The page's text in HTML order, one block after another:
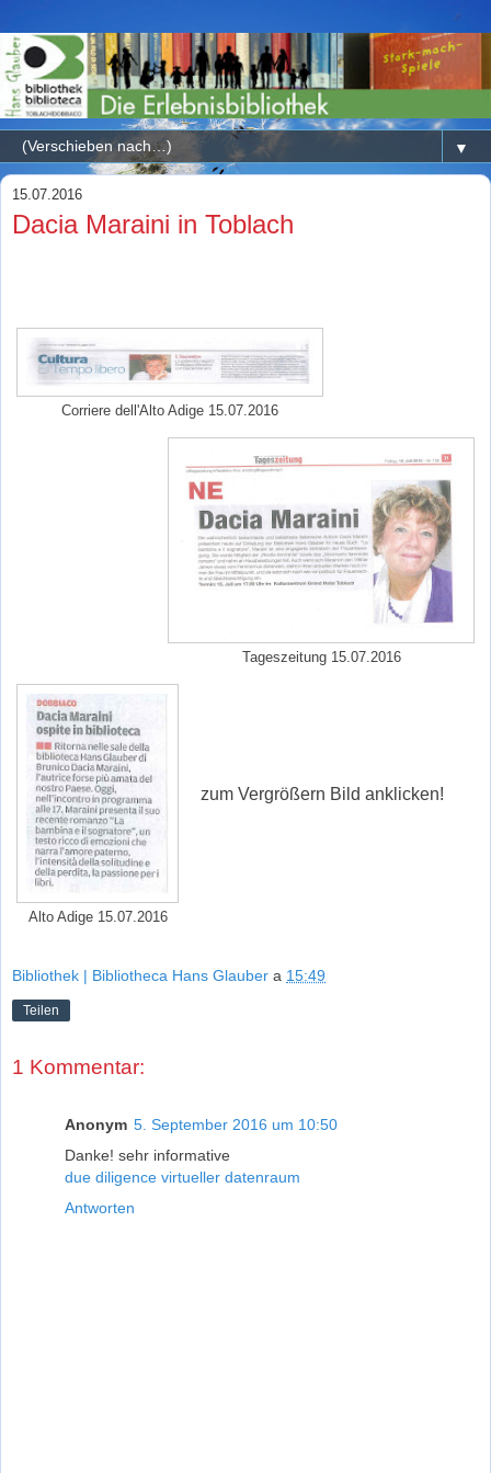
▼
15.07.2016
Dacia Maraini in Toblach
Corriere dell'Alto Adige 15.07.2016
Tageszeitung 15.07.2016
Alto Adige 15.07.2016
zum Vergrößern Bild anklicken!
Bibliothek | Bibliotheca Hans Glauber a 15:49
Teilen
1 Kommentar:
Anonym 5. September 2016 um 10:50
Danke! sehr informative
due diligence virtueller datenraum
Antworten